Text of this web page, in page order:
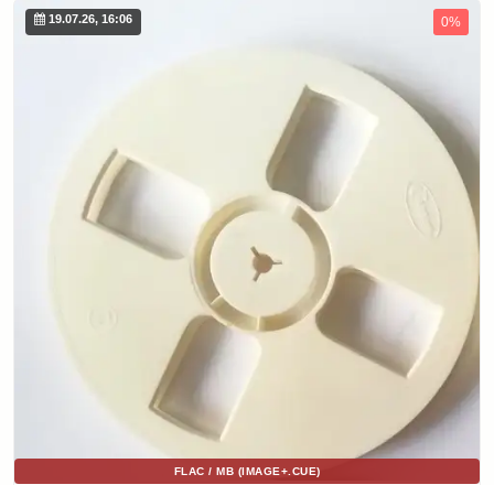
19.07.26, 16:06 0%
FLAC / MB (IMAGE+.CUE)